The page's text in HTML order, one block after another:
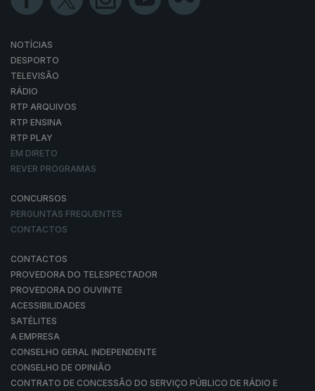
NOTÍCIAS
DESPORTO
TELEVISÃO
RÁDIO
RTP ARQUIVOS
RTP ENSINA
RTP PLAY
EM DIRETO
REVER PROGRAMAS
CONCURSOS
PERGUNTAS FREQUENTES
CONTACTOS
CONTACTOS
PROVEDORA DO TELESPECTADOR
PROVEDORA DO OUVINTE
ACESSIBILIDADES
SATÉLITES
A EMPRESA
CONSELHO GERAL INDEPENDENTE
CONSELHO DE OPINIÃO
CONTRATO DE CONCESSÃO DO SERVIÇO PÚBLICO DE RÁDIO E